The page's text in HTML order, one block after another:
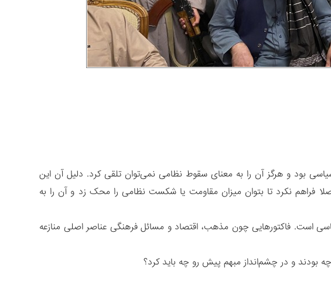
بود و هرگز آن را به معنای سقوط نظامی نمی‌توان تلقی کرد. دلیل آن این
فراهم نکرد تا بتوان میزان مقاومت یا شکست نظامی را محک زد و آن را به
است. فاکتورهایی چون مذهب، اقتصاد و مسائل فرهنگی عناصر اصلی منازعه
بودند و در چشم‌انداز مبهم پیش رو چه باید کرد؟